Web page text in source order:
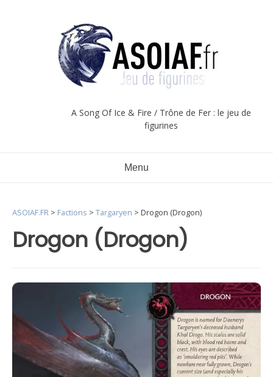
A Song Of Ice & Fire / Trône de Fer : le jeu de
figurines
Menu
Drogon (Drogon)
ASOIAF.FR > Factions > Targaryen > Drogon (Drogon)